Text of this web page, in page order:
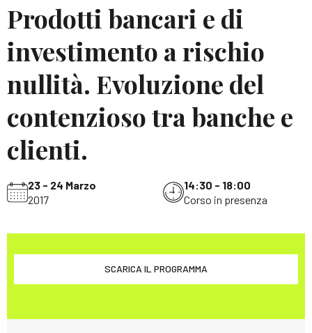
Prodotti bancari e di
investimento a rischio
nullità. Evoluzione del
contenzioso tra banche e
clienti.
23 - 24 Marzo
2017
14:30 - 18:00
Corso in presenza
SCARICA IL PROGRAMMA